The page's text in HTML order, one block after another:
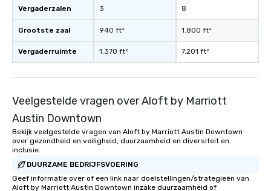
everyone is treated like a VIP with
immediate seating upon arrival.
What’s more, your group may receive
from the restaurant chef. Menus can
which can be an added bonus for all
those Instagram moments you share.
For added ease, we can even arrange
transportation pick-up and drop-off,
for groups that desire an extra luxe
experience, we can also arrange for
Vergaderzalen
Grootste zaal
Vergaderruimte
3
940 ft²
1.370 ft²
8
1.800 ft²
7.201 ft²
Veelgestelde vragen over Aloft by Marriott
Austin Downtown
Bekijk veelgestelde vragen van Aloft by Marriott Austin Downtown
over gezondheid en veiligheid, duurzaamheid en diversiteit en
inclusie.
DUURZAME BEDRIJFSVOERING
Geef informatie over of een link naar doelstellingen/strategieën van
Aloft by Marriott Austin Downtown inzake duurzaamheid of